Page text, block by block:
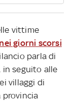
vittime
giorni scorsi
parla di
in seguito alle
villaggi di
provincia